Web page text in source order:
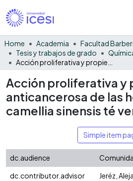
Home Academia
Tesis y trabajos de grado
Acción proliferativa y
anticancerosa de las
camellia sinensis té
Simple item
dc.audience
dc.contributor.advisor
Jeréz,